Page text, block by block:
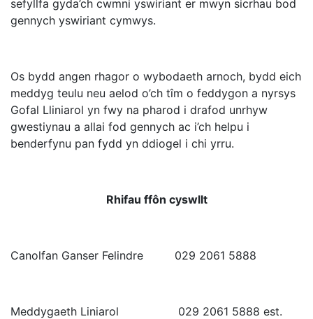
sefyllfa gyda’ch cwmni yswiriant er mwyn sicrhau bod
gennych yswiriant cymwys.
Os bydd angen rhagor o wybodaeth arnoch, bydd eich
meddyg teulu neu aelod o’ch tîm o feddygon a nyrsys
Gofal Lliniarol yn fwy na pharod i drafod unrhyw
gwestiynau a allai fod gennych ac i’ch helpu i
benderfynu pan fydd yn ddiogel i chi yrru.
Rhifau ffôn cyswllt
Canolfan Ganser Felindre 029 2061 5888
Meddygaeth Liniarol 029 2061 5888 est.